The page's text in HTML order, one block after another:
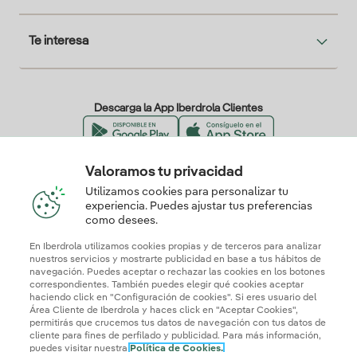
Te interesa
Descarga la App Iberdrola Clientes
Nuestros certificados de confianza
Valoramos tu privacidad
Utilizamos cookies para personalizar tu
experiencia. Puedes ajustar tus preferencias
como desees.
En Iberdrola utilizamos cookies propias y de terceros para analizar
nuestros servicios y mostrarte publicidad en base a tus hábitos de
navegación. Puedes aceptar o rechazar las cookies en los botones
correspondientes. También puedes elegir qué cookies aceptar
haciendo click en "Configuración de cookies". Si eres usuario del
Área Cliente de Iberdrola y haces click en "Aceptar Cookies",
permitirás que crucemos tus datos de navegación con tus datos de
cliente para fines de perfilado y publicidad. Para más información,
puedes visitar nuestra Política de Cookies.